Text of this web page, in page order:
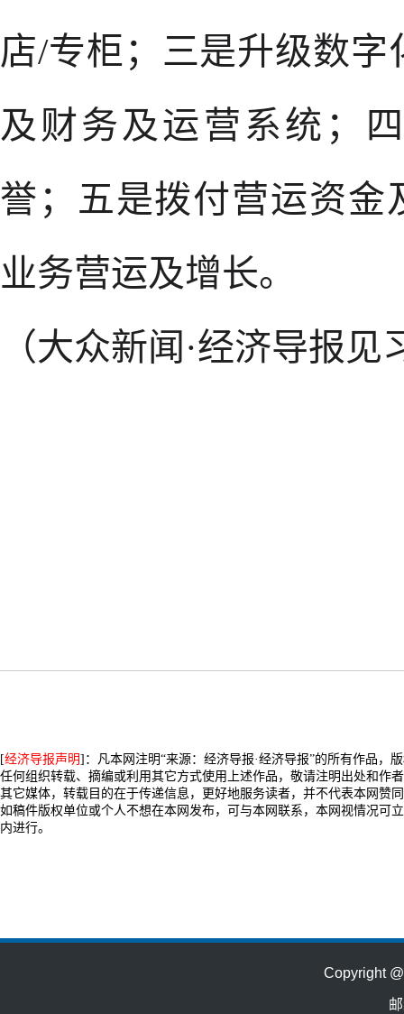
店/专柜；三是升级数
及财务及运营系统；
誉；五是拨付营运资金
业务营运及增长。
（大众新闻·经济导报
[经济导报声明]：凡本网注明“来源：经济导报·经济导报”的所有作品，
任何组织转载、摘编或利用其它方式使用上述作品，敬请注明出处和作
其它媒体，转载目的在于传递信息，更好地服务读者，并不代表本网赞
如稿件版权单位或个人不想在本网发布，可与本网联系，本网视情况可
内进行。
Copyright